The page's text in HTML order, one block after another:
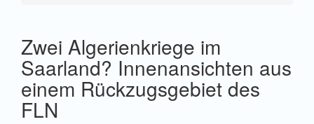
Zwei Algerienkriege im
Saarland? Innenansichten aus
einem Rückzugsgebiet des
FLN